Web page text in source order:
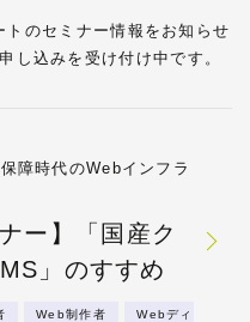
のセミナー情報をお知らせ
し込みを受け付け中です。
障時代のWebインフラ
ー】「国産ク
」のすすめ
Web制作者 Webディ